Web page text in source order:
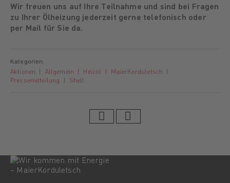
Wir freuen uns auf Ihre Teilnahme und sind bei Fragen
zu Ihrer Ölheizung jederzeit gerne telefonisch oder
per Mail für Sie da.
Kategorien:
Aktionen
Allgemein Heizöl
MaierKorduletsch
Pressemitteilung
Shell